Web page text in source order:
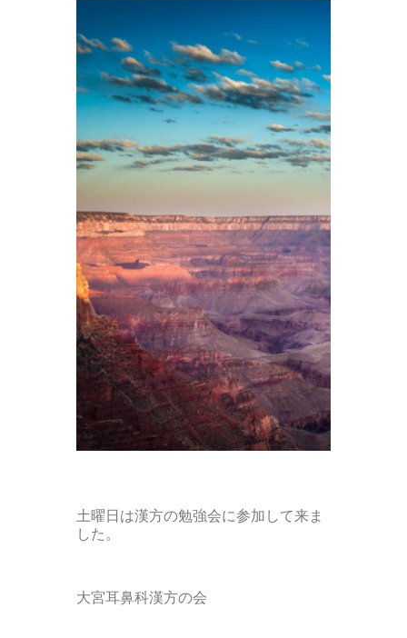
土曜日は漢方の勉強会に参加して来ま
した。
大宮耳鼻科漢方の会